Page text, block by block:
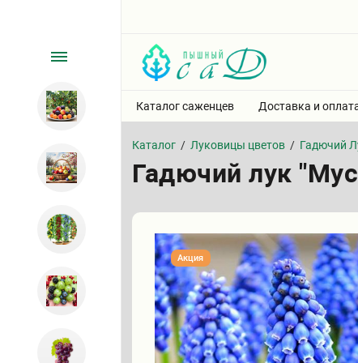
Каталог саженцев Доставка и
Каталог / Луковицы цветов / Гадючий
Гадючий лук
Акция